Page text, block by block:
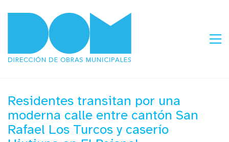
Residentes transitan por una
moderna calle entre cantón San
Rafael Los Turcos y caserío